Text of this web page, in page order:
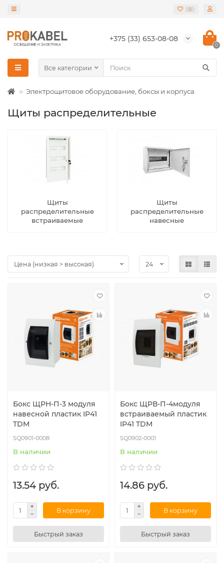
0
+375 (33) 653-08-08
0
Все категории
Электрощитовое оборудование, боксы и корпуса
Щиты распределительные
Щиты
распределительные
встраиваемые
Щиты
распределительные
навесные
Бокс ЩРН-П-3 модуля
навесной пластик IP41
TDM
SQ0901-0008
В наличии
13.54 руб.
В корзину
Быстрый заказ
Бокс ЩРВ-П-4модуля
встраиваемый пластик
IP41 TDM
SQ0902-0001
В наличии
14.86 руб.
В корзину
Быстрый заказ